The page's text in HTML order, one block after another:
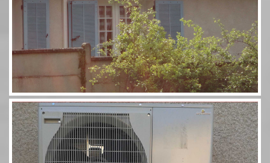
Pompe à chaleur 60 11,5kW Combi